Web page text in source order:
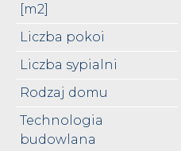
[m2]
Liczba pokoi
Liczba sypialni
Rodzaj domu
Technologia
budowlana